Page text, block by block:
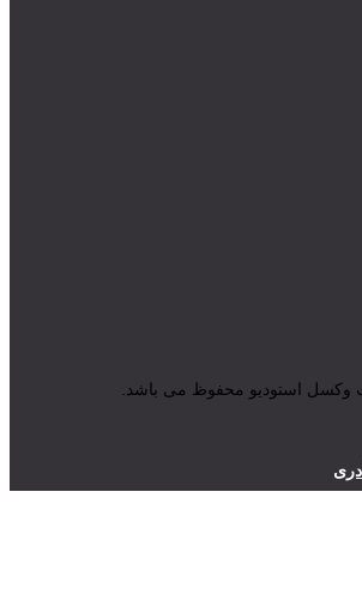
وکسل استودیو محفوظ می باشد.